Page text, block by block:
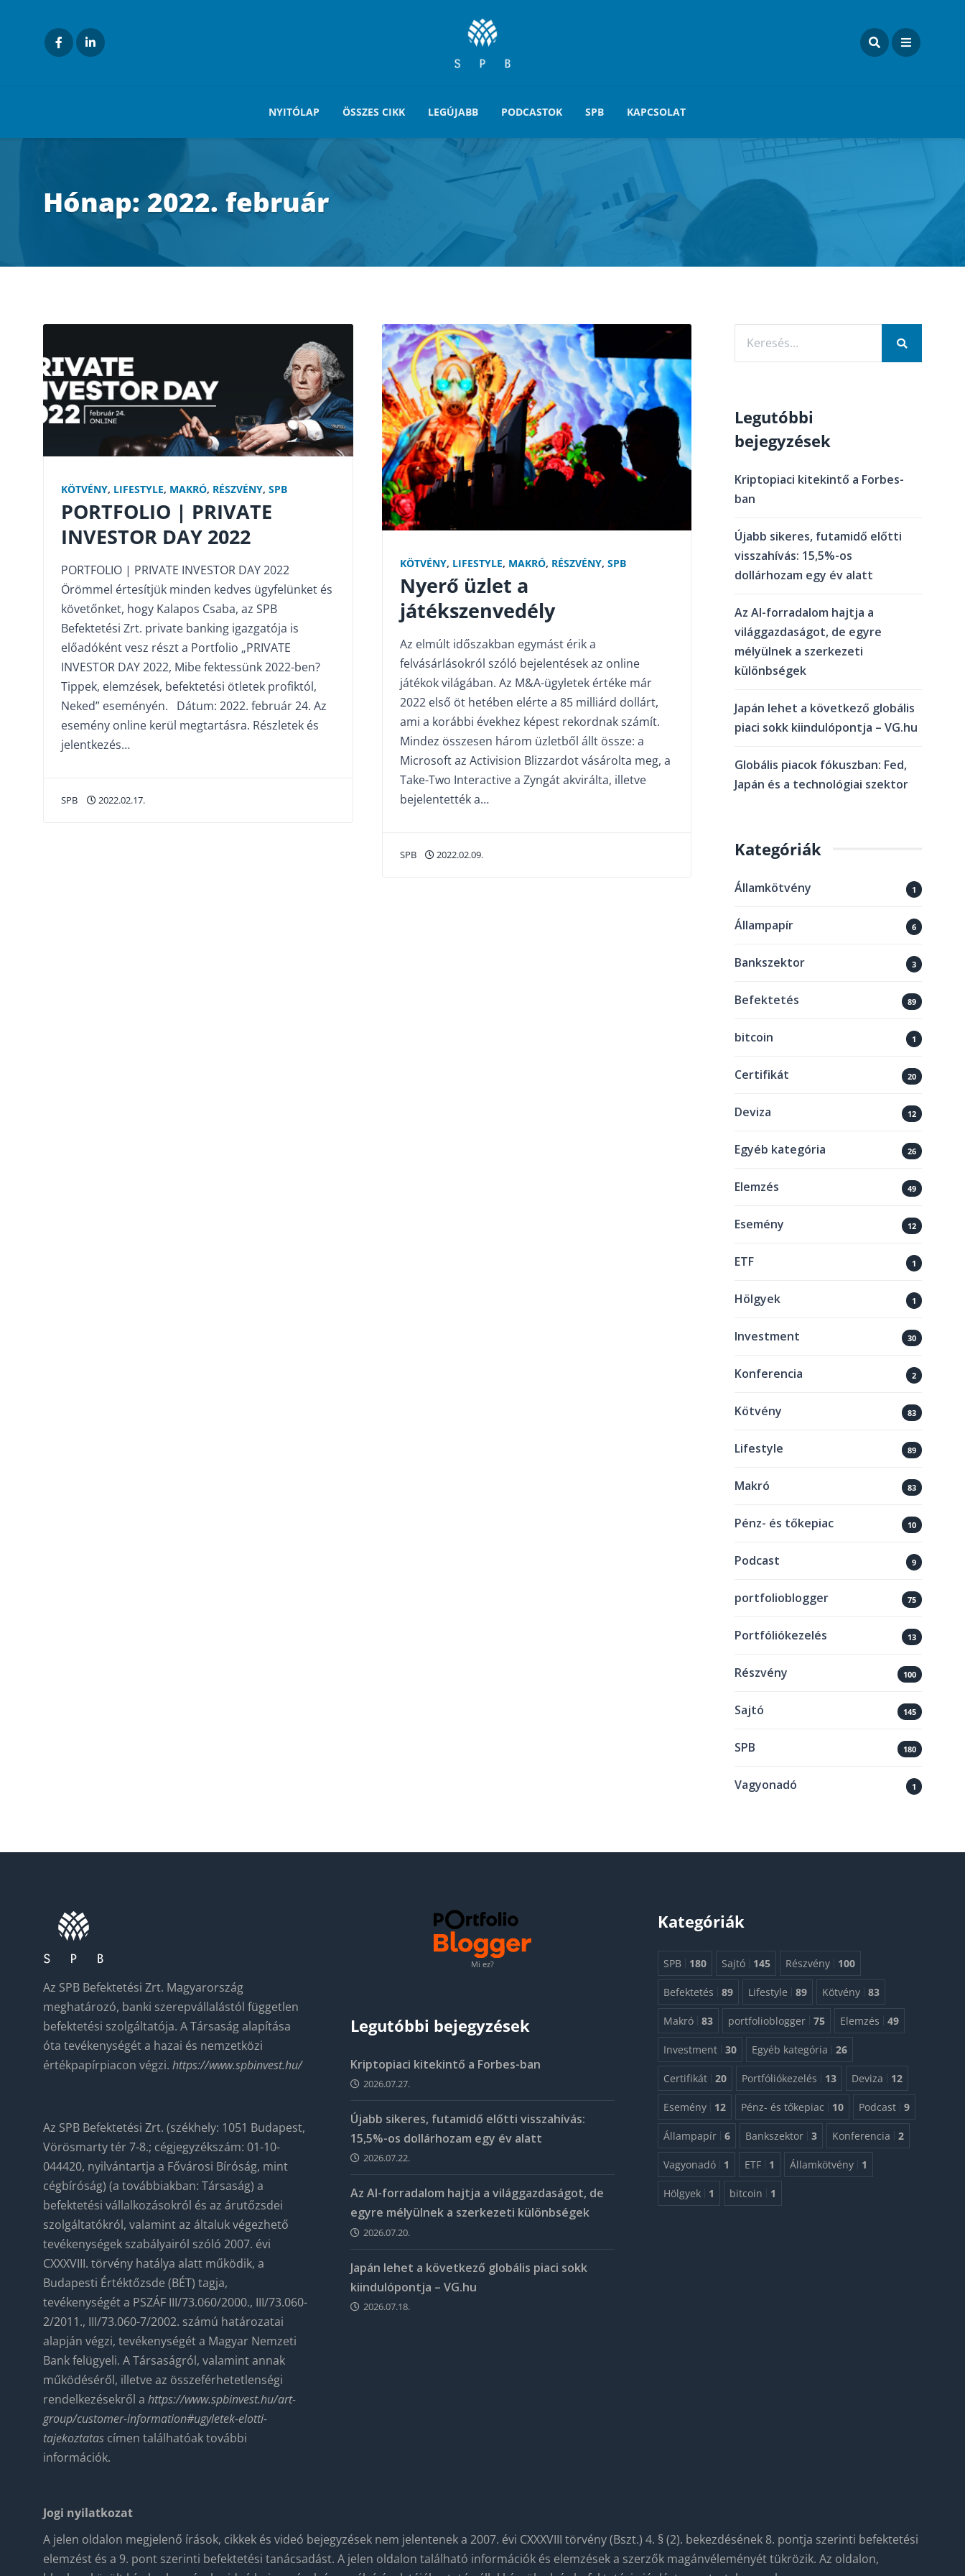
NYITÓLAP ÖSSZES CIKK LEGÚJABB PODCASTOK SPB KAPCSOLAT
Hónap: 2022. február
KÖTVÉNY, LIFESTYLE, MAKRÓ, RÉSZVÉNY, SPB
PORTFOLIO | PRIVATE
INVESTOR DAY 2022
PORTFOLIO | PRIVATE INVESTOR DAY 2022
Örömmel értesítjük minden kedves ügyfelünket és
követőnket, hogy Kalapos Csaba, az SPB
Befektetési Zrt. private banking igazgatója is
előadóként vesz részt a Portfolio „PRIVATE
INVESTOR DAY 2022, Mibe fektessünk 2022-ben?
Tippek, elemzések, befektetési ötletek profiktól,
Neked” eseményén. Dátum: 2022. február 24. Az
esemény online kerül megtartásra. Részletek és
jelentkezés…
SPB 2022.02.17.
KÖTVÉNY, LIFESTYLE, MAKRÓ, RÉSZVÉNY, SPB
Nyerő üzlet a
játékszenvedély
Az elmúlt időszakban egymást érik a
felvásárlásokról szóló bejelentések az online
játékok világában. Az M&A-ügyletek értéke már
2022 első öt hetében elérte a 85 milliárd dollárt,
ami a korábbi évekhez képest rekordnak számít.
Mindez összesen három üzletből állt össze: a
Microsoft az Activision Blizzardot vásárolta meg, a
Take-Two Interactive a Zyngát akvirálta, illetve
bejelentették a…
SPB 2022.02.09.
Legutóbbi
bejegyzések
Kriptopiaci kitekintő a Forbes-
ban
Újabb sikeres, futamidő előtti
visszahívás: 15,5%-os
dollárhozam egy év alatt
Az AI-forradalom hajtja a
világgazdaságot, de egyre
mélyülnek a szerkezeti
különbségek
Japán lehet a következő globális
piaci sokk kiindulópontja – VG.hu
Globális piacok fókuszban: Fed,
Japán és a technológiai szektor
Kategóriák
Államkötvény 1
Állampapír 6
Bankszektor 3
Befektetés 89
bitcoin 1
Certifikát 20
Deviza 12
Egyéb kategória 26
Elemzés 49
Esemény 12
ETF 1
Hölgyek 1
Investment 30
Konferencia 2
Kötvény 83
Lifestyle 89
Makró 83
Pénz- és tőkepiac 10
Podcast 9
portfolioblogger 75
Portfóliókezelés 13
Részvény 100
Sajtó 145
SPB 180
Vagyonadó 1
Az SPB Befektetési Zrt. Magyarország
meghatározó, banki szerepvállalástól független
befektetési szolgáltatója. A Társaság alapítása
óta tevékenységét a hazai és nemzetközi
értékpapírpiacon végzi. https://www.spbinvest.hu/
Az SPB Befektetési Zrt. (székhely: 1051 Budapest,
Vörösmarty tér 7-8.; cégjegyzékszám: 01-10-
044420, nyilvántartja a Fővárosi Bíróság, mint
cégbíróság) (a továbbiakban: Társaság) a
befektetési vállalkozásokról és az árutőzsdei
szolgáltatókról, valamint az általuk végezhető
tevékenységek szabályairól szóló 2007. évi
CXXXVIII. törvény hatálya alatt működik, a
Budapesti Értéktőzsde (BÉT) tagja,
tevékenységét a PSZÁF III/73.060/2000., III/73.060-
2/2011., III/73.060-7/2002. számú határozatai
alapján végzi, tevékenységét a Magyar Nemzeti
Bank felügyeli. A Társaságról, valamint annak
működéséről, illetve az összeférhetetlenségi
rendelkezésekről a https://www.spbinvest.hu/art-
group/customer-information#ugyletek-elotti-
tajekoztatas címen találhatóak további
információk.
Mi ez?
Legutóbbi bejegyzések
Kriptopiaci kitekintő a Forbes-ban
2026.07.27.
Újabb sikeres, futamidő előtti visszahívás:
15,5%-os dollárhozam egy év alatt
2026.07.22.
Az AI-forradalom hajtja a világgazdaságot, de
egyre mélyülnek a szerkezeti különbségek
2026.07.20.
Japán lehet a következő globális piaci sokk
kiindulópontja – VG.hu
2026.07.18.
Kategóriák
SPB 180 Sajtó 145 Részvény 100
Befektetés 89 Lifestyle 89 Kötvény 83
Makró 83 portfolioblogger 75 Elemzés 49
Investment 30 Egyéb kategória 26
Certifikát 20 Portfóliókezelés 13 Deviza 12
Esemény 12 Pénz- és tőkepiac 10 Podcast 9
Állampapír 6 Bankszektor 3 Konferencia 2
Vagyonadó 1 ETF 1 Államkötvény 1
Hölgyek 1 bitcoin 1
Jogi nyilatkozat
A jelen oldalon megjelenő írások, cikkek és videó bejegyzések nem jelentenek a 2007. évi CXXXVIII törvény (Bszt.) 4. § (2). bekezdésének 8. pontja szerinti befektetési
elemzést és a 9. pont szerinti befektetési tanácsadást. A jelen oldalon található információk és elemzések a szerzők magánvéleményét tükrözik. Az oldalon,